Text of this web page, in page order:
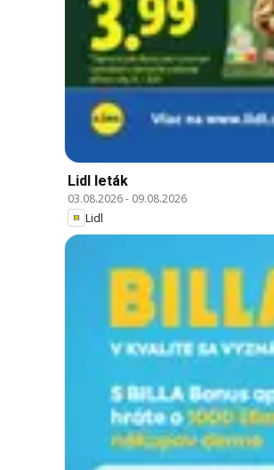
Lidl leták
03.08.2026- 09.08.2026
Lidl